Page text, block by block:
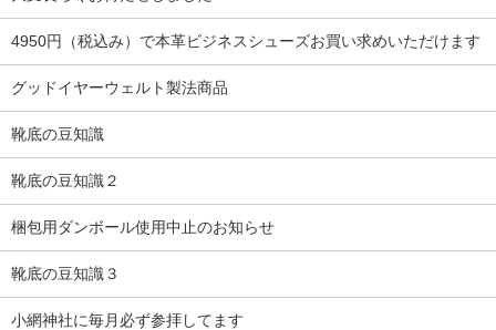
4950円（税込み）で本革ビジネスシューズお買い求めいただけます
グッドイヤーウェルト製法商品
靴底の豆知識
靴底の豆知識２
梱包用ダンボール使用中止のお知らせ
靴底の豆知識３
小網神社に毎月必ず参拝してます